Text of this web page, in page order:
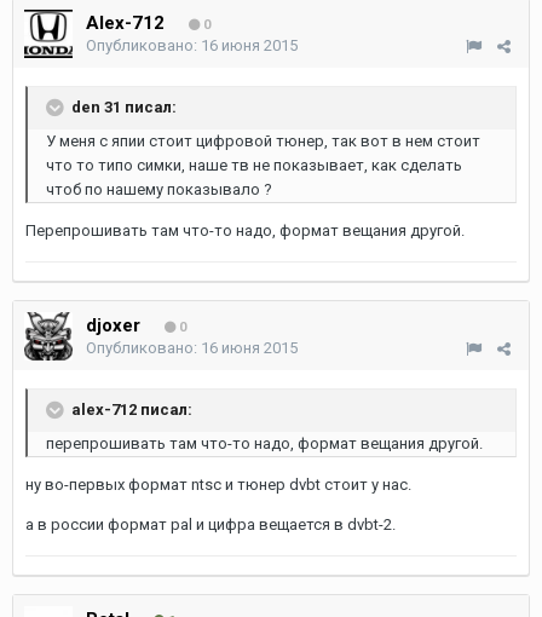
Alex-712 0
Опубликовано: 16 июня 2015
den 31 писал:
У меня с япии стоит цифровой тюнер, так вот в нем стоит
что то типо симки, наше тв не показывает, как сделать
чтоб по нашему показывало ?
Перепрошивать там что-то надо, формат вещания другой.
djoxer 0
Опубликовано: 16 июня 2015
alex-712 писал:
перепрошивать там что-то надо, формат вещания другой.
ну во-первых формат ntsc и тюнер dvbt стоит у нас.
а в россии формат pal и цифра вещается в dvbt-2.